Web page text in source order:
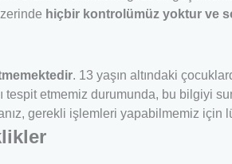
hiçbir kontrolümüz yoktur ve
. 13 yaşın altındaki
tespit etmemiz durumunda, bu bilgiyi
gerekli işlemleri yapabilmemiz için